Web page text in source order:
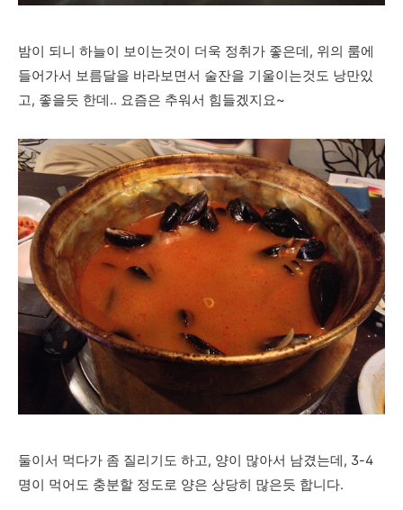
밤이 되니 하늘이 보이는것이 더욱 정취가 좋은데, 위의 룸에
들어가서 보름달을 바라보면서 술잔을 기울이는것도 낭만있
고, 좋을듯 한데.. 요즘은 추워서 힘들겠지요~
둘이서 먹다가 좀 질리기도 하고, 양이 많아서 남겼는데, 3-4
명이 먹어도 충분할 정도로 양은 상당히 많은듯 합니다.